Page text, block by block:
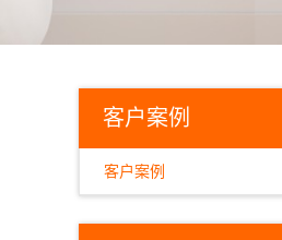
客户案例
客户案例